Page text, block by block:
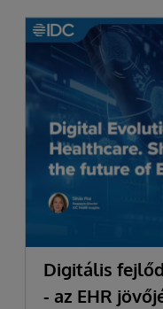
Digitális
- az EHR